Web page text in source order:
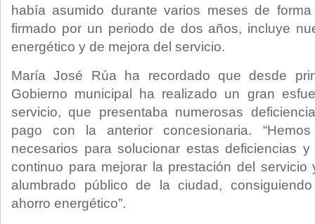
había asumido durante varios meses de
firmado por un periodo de dos años, incluye
energético y de mejora del servicio.
María José Rúa ha recordado que desde
Gobierno municipal ha realizado un gran
servicio, que presentaba numerosas
pago con la anterior concesionaria.
necesarios para solucionar estas deficiencias
continuo para mejorar la prestación del servicio
alumbrado público de la ciudad,
ahorro energético”.